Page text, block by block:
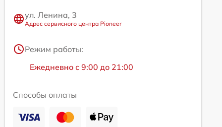
ул. Ленина, 3
Адрес сервисного центра Pioneer
Режим работы:
Ежедневно с 9:00 до 21:00
Способы оплаты